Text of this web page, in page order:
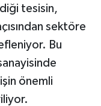
tesisin,
sektöre
Bu
önemli